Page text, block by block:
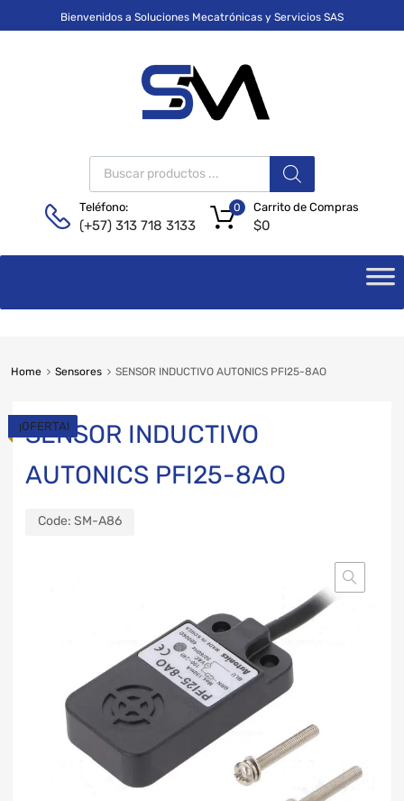
Bienvenidos a Soluciones Mecatrónicas y Servicios SAS
Teléfono:
(+57) 313 718 3133
Carrito de Compras
$0
0
Home Sensores SENSOR INDUCTIVO AUTONICS PFI25-8AO
SENSOR INDUCTIVO
AUTONICS PFI25-8AO
Code: SM-A86
¡OFERTA!